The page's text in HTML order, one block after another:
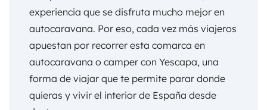
experiencia que se disfruta mucho mejor en
autocaravana. Por eso, cada vez más viajeros
apuestan por recorrer esta comarca en
autocaravana o camper con Yescapa, una
forma de viajar que te permite parar donde
quieras y vivir el interior de España desde